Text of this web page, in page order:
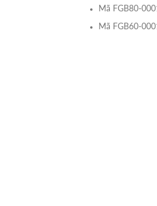
Mã FGB80-
Mã FGB60-